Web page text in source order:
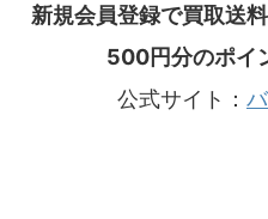
新規会員登録で買取送
500円分のポイ
公式サイト：